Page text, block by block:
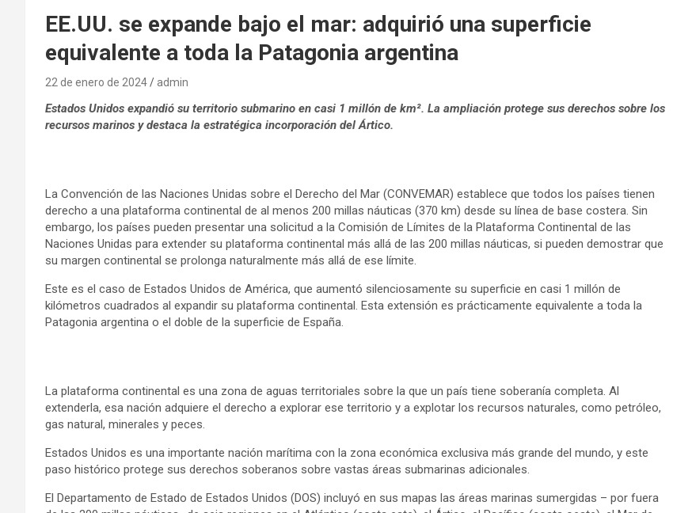
EE.UU. se expande bajo el mar: adquirió una superficie
equivalente a toda la Patagonia argentina
22 de enero de 2024 admin
Estados Unidos expandió su territorio submarino en casi 1 millón de km². La ampliación protege sus derechos sobre los
recursos marinos y destaca la estratégica incorporación del Ártico.
La Convención de las Naciones Unidas sobre el Derecho del Mar (CONVEMAR) establece que todos los países tienen
derecho a una plataforma continental de al menos 200 millas náuticas (370 km) desde su línea de base costera. Sin
embargo, los países pueden presentar una solicitud a la Comisión de Límites de la Plataforma Continental de las
Naciones Unidas para extender su plataforma continental más allá de las 200 millas náuticas, si pueden demostrar que
su margen continental se prolonga naturalmente más allá de ese límite.
Este es el caso de Estados Unidos de América, que aumentó silenciosamente su superficie en casi 1 millón de
kilómetros cuadrados al expandir su plataforma continental. Esta extensión es prácticamente equivalente a toda la
Patagonia argentina o el doble de la superficie de España.
La plataforma continental es una zona de aguas territoriales sobre la que un país tiene soberanía completa. Al
extenderla, esa nación adquiere el derecho a explorar ese territorio y a explotar los recursos naturales, como petróleo,
gas natural, minerales y peces.
Estados Unidos es una importante nación marítima con la zona económica exclusiva más grande del mundo, y este
paso histórico protege sus derechos soberanos sobre vastas áreas submarinas adicionales.
El Departamento de Estado de Estados Unidos (DOS) incluyó en sus mapas las áreas marinas sumergidas – por fuera